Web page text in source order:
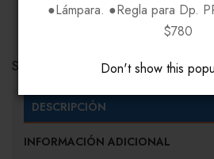
●Lámpara. ●Regla para Dp.
$780
Don't show this
Share Link:
DESCRIPCIÓN
INFORMACIÓN ADICIONAL